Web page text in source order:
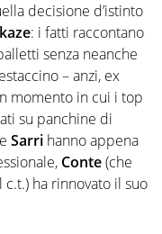
decisione d’istinto
: i fatti raccontano
senza neanche
– anzi, ex
momento in cui i top
su panchine di
e Sarri hanno appena
Conte(che
ha rinnovato il suo